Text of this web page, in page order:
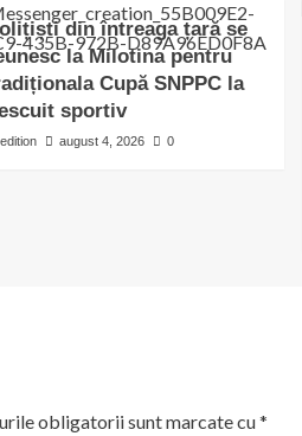
din întreaga țară se
la Milotina pentru
Cupă SNPPC la
sportiv
edition august 4, 2026 0
obligatorii sunt marcate cu*